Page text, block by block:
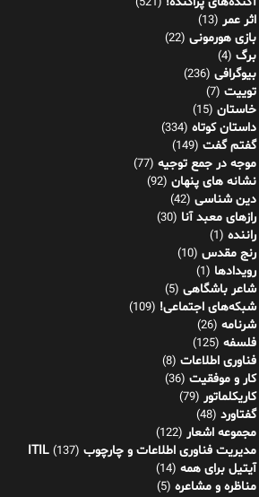
اثر عمر (13)
بازی هورمونی (22)
برگ (4)
بیوگرافی (236)
توییت (7)
خاستان (15)
داستان کوتاه (334)
گفتم گفت (149)
موجه در جمع توجیه (77)
نشانه های پنهان (92)
دین شناسی (42)
رازهای معبد آنا (30)
راننده (1)
رنج مقدس (10)
رویدادها (1)
شاعر باشگاهی (5)
شبکه‌های اجتماعی! (109)
شرنامه (26)
فلسفه (125)
فناوری اطلاعات (8)
کار و موفقیت (36)
کاریکلماتور (79)
گفتاورد (48)
مجموعه اشعار (122)
مدیریت فناوری اطلاعات و چارچوب ITIL (137)
آیتیل برای همه (14)
مناظره و مشاعره (5)